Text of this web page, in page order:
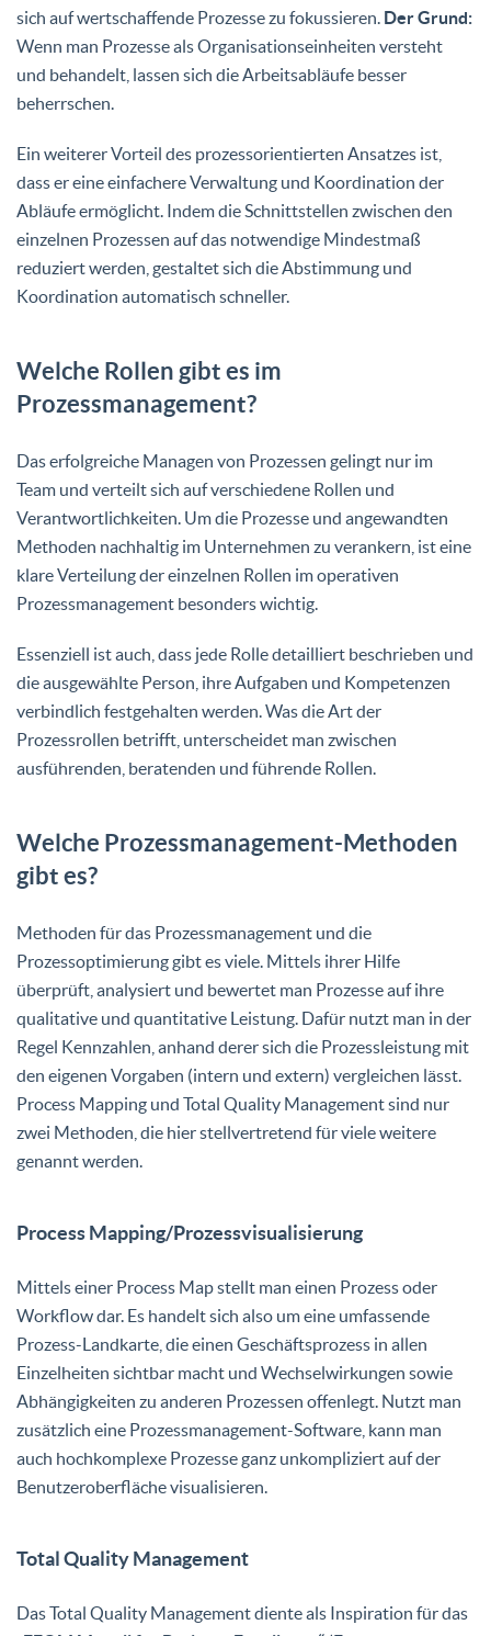
sich auf wertschaffende Prozesse zu fokussieren. Der Grund:
Wenn man Prozesse als Organisationseinheiten versteht
und behandelt, lassen sich die Arbeitsabläufe besser
beherrschen.
Ein weiterer Vorteil des prozessorientierten Ansatzes ist,
dass er eine einfachere Verwaltung und Koordination der
Abläufe ermöglicht. Indem die Schnittstellen zwischen den
einzelnen Prozessen auf das notwendige Mindestmaß
reduziert werden, gestaltet sich die Abstimmung und
Koordination automatisch schneller.
Welche Rollen gibt es im
Prozessmanagement?
Das erfolgreiche Managen von Prozessen gelingt nur im
Team und verteilt sich auf verschiedene Rollen und
Verantwortlichkeiten. Um die Prozesse und angewandten
Methoden nachhaltig im Unternehmen zu verankern, ist eine
klare Verteilung der einzelnen Rollen im operativen
Prozessmanagement besonders wichtig.
Essenziell ist auch, dass jede Rolle detailliert beschrieben und
die ausgewählte Person, ihre Aufgaben und Kompetenzen
verbindlich festgehalten werden. Was die Art der
Prozessrollen betrifft, unterscheidet man zwischen
ausführenden, beratenden und führende Rollen.
Welche Prozessmanagement-Methoden
gibt es?
Methoden für das Prozessmanagement und die
Prozessoptimierung gibt es viele. Mittels ihrer Hilfe
überprüft, analysiert und bewertet man Prozesse auf ihre
qualitative und quantitative Leistung. Dafür nutzt man in der
Regel Kennzahlen, anhand derer sich die Prozessleistung mit
den eigenen Vorgaben (intern und extern) vergleichen lässt.
Process Mapping und Total Quality Management sind nur
zwei Methoden, die hier stellvertretend für viele weitere
genannt werden.
Process Mapping/Prozessvisualisierung
Mittels einer Process Map stellt man einen Prozess oder
Workflow dar. Es handelt sich also um eine umfassende
Prozess-Landkarte, die einen Geschäftsprozess in allen
Einzelheiten sichtbar macht und Wechselwirkungen sowie
Abhängigkeiten zu anderen Prozessen offenlegt. Nutzt man
zusätzlich eine Prozessmanagement-Software, kann man
auch hochkomplexe Prozesse ganz unkompliziert auf der
Benutzeroberfläche visualisieren.
Total Quality Management
Das Total Quality Management diente als Inspiration für das